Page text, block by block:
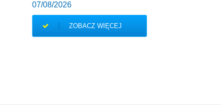
07/08/2026
ZOBACZ WIĘCEJ